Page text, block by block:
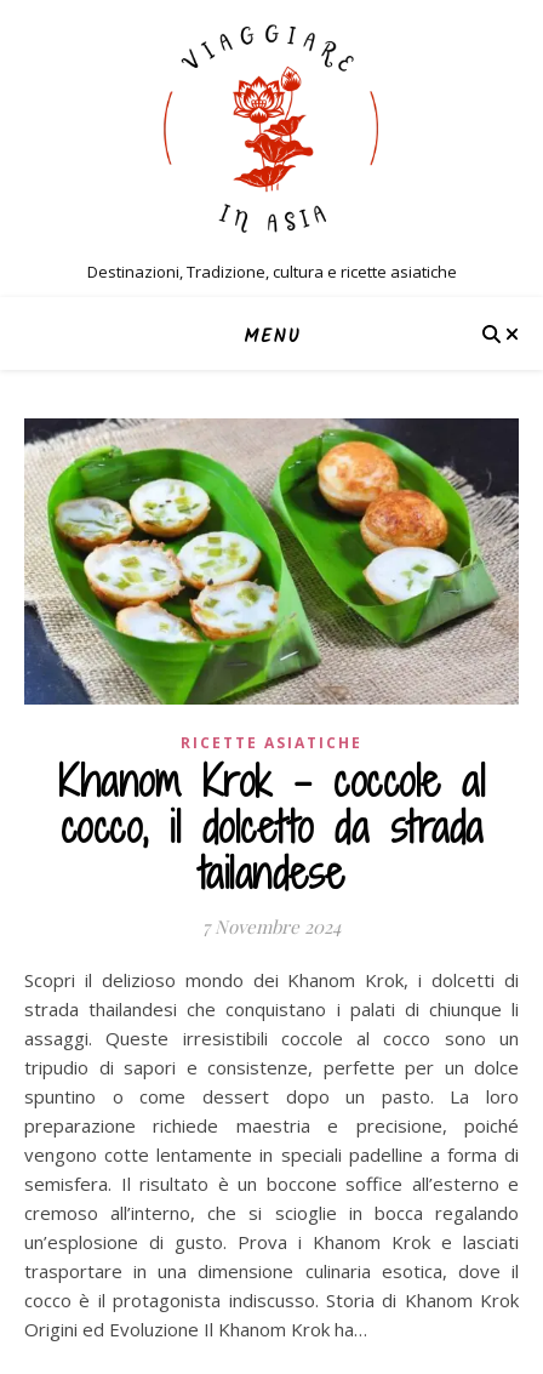
Destinazioni, Tradizione, cultura e ricette asiatiche
MENU
RICETTE ASIATICHE
Khanom Krok – coccole al
cocco, il dolcetto da strada
tailandese
7 Novembre 2024
Scopri il delizioso mondo dei Khanom Krok, i dolcetti di
strada thailandesi che conquistano i palati di chiunque li
assaggi. Queste irresistibili coccole al cocco sono un
tripudio di sapori e consistenze, perfette per un dolce
spuntino o come dessert dopo un pasto. La loro
preparazione richiede maestria e precisione, poiché
vengono cotte lentamente in speciali padelline a forma di
semisfera. Il risultato è un boccone soffice all’esterno e
cremoso all’interno, che si scioglie in bocca regalando
un’esplosione di gusto. Prova i Khanom Krok e lasciati
trasportare in una dimensione culinaria esotica, dove il
cocco è il protagonista indiscusso. Storia di Khanom Krok
Origini ed Evoluzione Il Khanom Krok ha…